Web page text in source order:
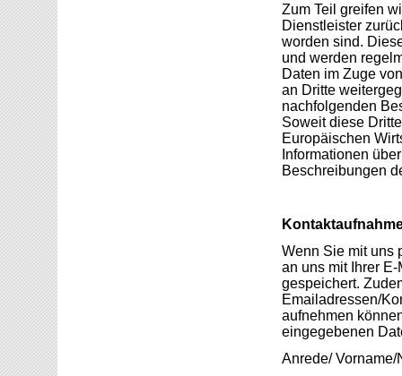
Zum Teil greifen
Dienstleister
worden sind.
und werden
Daten im Zuge
an Dritte
nachfolgenden
Soweit diese
Europäischen
Informationen
Beschreibungen
Wenn Sie mit uns
an uns mit Ihrer
gespeichert.
Emailadressen/
aufnehmen
eingegebenen
Anrede/